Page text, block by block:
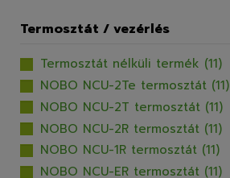
Termosztát / vezérlés
Termosztát nélküli termék (11)
NOBO NCU-2Te termosztát (11)
NOBO NCU-2T termosztát (11)
NOBO NCU-2R termosztát (11)
NOBO NCU-1R termosztát (11)
NOBO NCU-ER termosztát (11)